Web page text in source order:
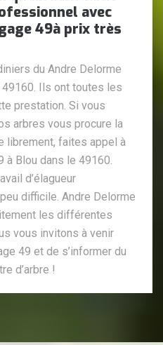
avec
49à prix très
du Andre Delorme
Ils ont toutes les
prestation. Si vous
arbres vous procure la
librement, faites appel à
à Blou dans le 49160.
d’élagueur
difficile. Andre Delorme
les différentes
vous invitons à venir
49 et de s’informer du
d’arbre !